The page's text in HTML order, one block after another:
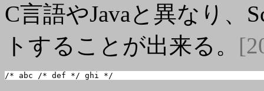
C言語やJavaと異なり、
トすることが出来る。
/* abc /* def */ ghi */